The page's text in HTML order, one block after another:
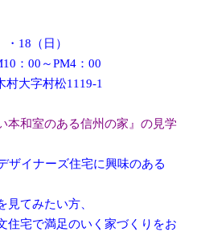
18（日）
PM4：00
村大字村松1119-1
本和室のある信州の家』の見学
ザイナーズ住宅に興味のある
見てみたい方、
住宅で満足のいく家づくりをお